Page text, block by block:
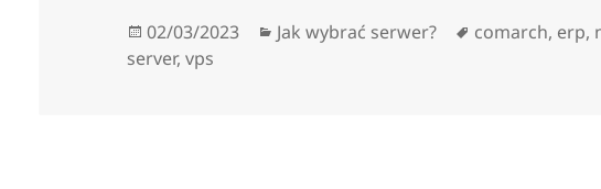
Data
publikacji
02/03/2023 Kategorie
Jak wybrać serwer? Tagi
comarch, erp,
server,vps